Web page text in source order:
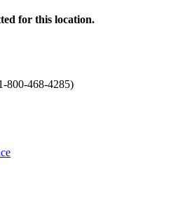
for this location.
800-468-4285)